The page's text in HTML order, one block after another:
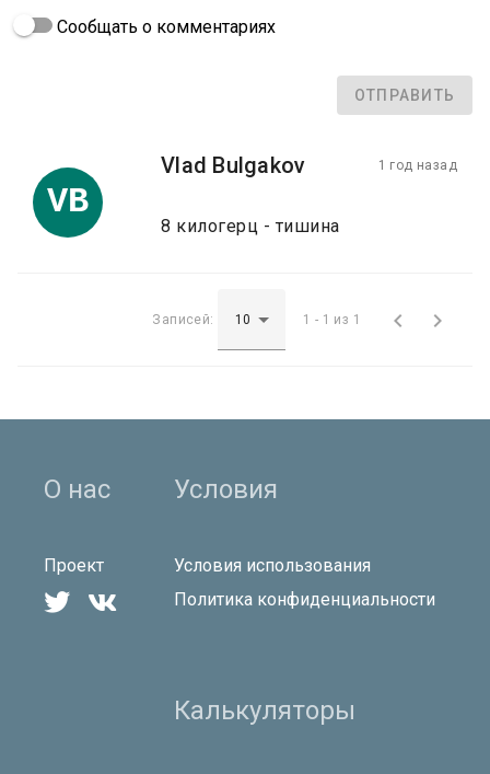
Сообщать о комментариях
ОТПРАВИТЬ
VB
Vlad Bulgakov 1 год назад
8 килогерц - тишина
Записей: 1 - 1 из 1  
О нас
Проект
 
Условия
Условия использования
Политика конфиденциальности
Калькуляторы